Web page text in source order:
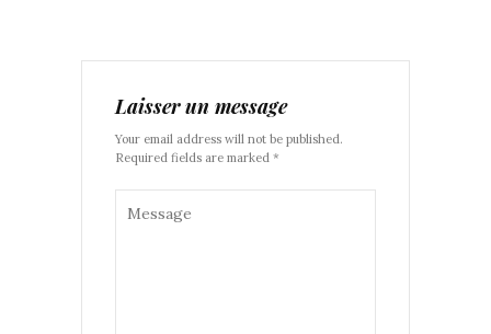
Laisser un message
Your email address will not be published.
Required fields are marked *